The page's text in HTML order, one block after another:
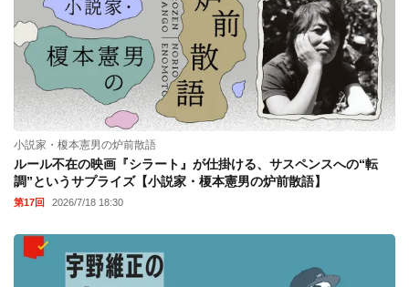
小説家・榎本憲男の炉前散語
ルール不在の映画『シラート』が仕掛ける、サスペンスへの“転
調”というサプライズ【小説家・榎本憲男の炉前散語】
第17回 2026/7/18 18:30